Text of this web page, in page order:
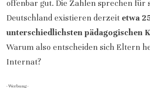
offenbar gut. Die Zahlen sprechen für
Deutschland existieren derzeit etwa
unterschiedlichsten pädagogischen
Warum also entscheiden sich Eltern
Internat?
- Werbung -